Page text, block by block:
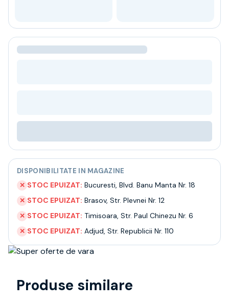
Ceai
Bacanie
BLACK FRIDAY
Contact
Livrare
Termeni si conditii
Politica de confidentialitate
Intrebari frecvente
DISPONIBILITATE IN MAGAZINE
✕ STOC EPUIZAT: Bucuresti, Blvd. Banu Manta Nr. 18
✕ STOC EPUIZAT: Brasov, Str. Plevnei Nr. 12
✕ STOC EPUIZAT: Timisoara, Str. Paul Chinezu Nr. 6
✕ STOC EPUIZAT: Adjud, Str. Republicii Nr. 110
Produse similare